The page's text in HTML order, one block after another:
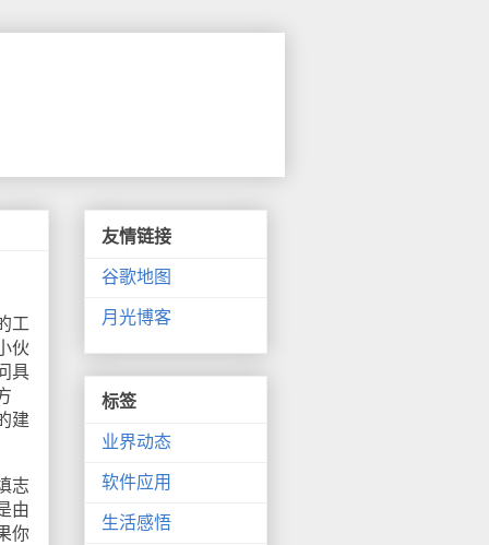
工
伙
具
建
志
由
你
友情链接
谷歌地图
月光博客
标签
业界动态
软件应用
生活感悟